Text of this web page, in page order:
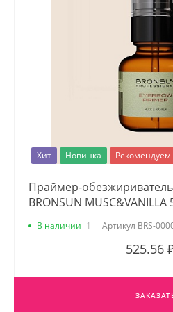
Хит Новинка Рекомендуем
Праймер-
BRONSUN MUSC&VANILLA
В наличии 1 Артикул BRS-
525.56